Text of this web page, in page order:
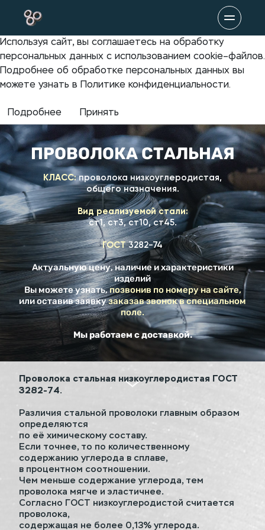
Используя сайт, вы соглашаетесь на обработку
персональных данных с использованием cookie–файлов.
Подробнее об обработке персональных данных вы
можете узнать в Политике конфиденциальности.
Подробнее Принять
ПРОВОЛОКА СТАЛЬНАЯ
КЛАСС:проволока низкоуглеродистая,
общего назначения.
Вид реализуемой стали:
ст1, ст3, ст10, ст45.
ГОСТ 3282-74
Актуальную цену, наличие и характеристики
изделий
Вы можете узнать,позвонив по номеру на сайте,
или оставив заявкузаказав звонок в специальном
поле.
Мы работаем с доставкой.
Проволока стальная низкоуглеродистая ГОСТ
3282-74.
Различия стальной проволоки главным образом
определяются
по её химическому составу.
Если точнее, то по количественному
содержанию углерода в сплаве,
в процентном соотношении.
Чем меньше содержание углерода, тем
проволока мягче и эластичнее.
Согласно ГОСТ низкоуглеродистой считается
проволока,
содержащая не более 0,13% углерода.